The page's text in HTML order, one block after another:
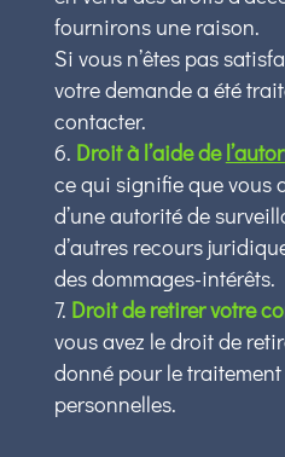
fournirons une raison.
Si vous n’êtes pas
votre demande a été
contacter.
Droit à l’aide de
ce qui signifie que vous
d’une autorité de
d’autres recours
des dommages-intérêts.
Droit de retirer votre
vous avez le droit de
donné pour le
personnelles.